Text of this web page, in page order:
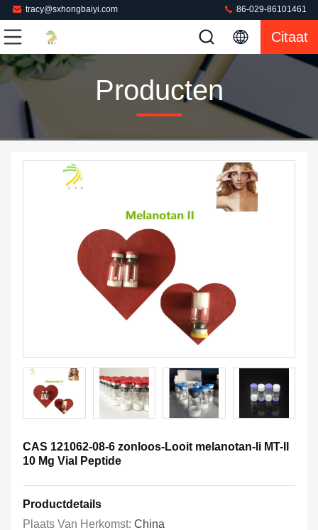
tracy@sxhongbaiyi.com 86-029-86101461
Citaat
Producten
CAS 121062-08-6 zonloos-Looit melanotan-Ii MT-II
10 Mg Vial Peptide
Productdetails
Plaats Van Herkomst: China